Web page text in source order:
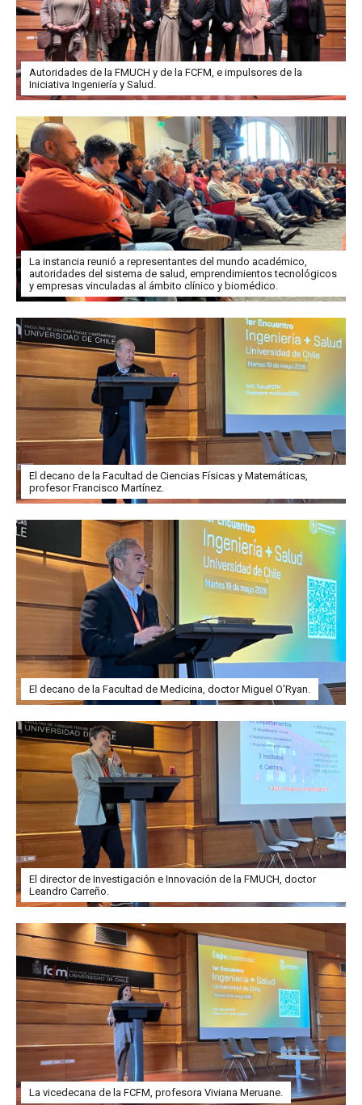
Autoridades de la FMUCH y de la FCFM, e impulsores de la
Iniciativa Ingeniería y Salud.
La instancia reunió a representantes del mundo académico,
autoridades del sistema de salud, emprendimientos tecnológicos
y empresas vinculadas al ámbito clínico y biomédico.
El decano de la Facultad de Ciencias Físicas y Matemáticas,
profesor Francisco Martínez.
El decano de la Facultad de Medicina, doctor Miguel O'Ryan.
El director de Investigación e Innovación de la FMUCH, doctor
Leandro Carreño.
La vicedecana de la FCFM, profesora Viviana Meruane.